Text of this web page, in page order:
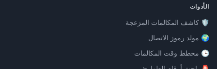
الأدوات
🛡️ كاشف المكالمات المزعجة
🌍 مولد رموز الاتصال
🕒 مخطط وقت المكالمات